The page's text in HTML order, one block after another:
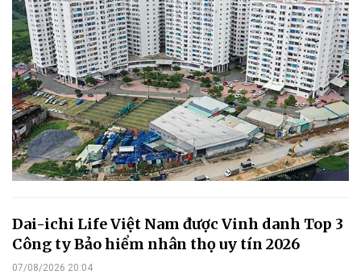
Dai-ichi Life Việt Nam được Vinh danh Top 3
Công ty Bảo hiểm nhân thọ uy tín 2026
07/08/2026 20:04